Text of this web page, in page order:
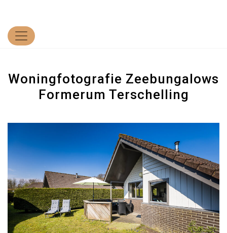
Woningfotografie Zeebungalows
Formerum Terschelling